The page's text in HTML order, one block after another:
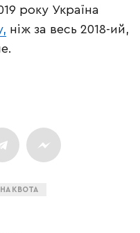
року Україна
ніж за весь 2018-ий,
КВОТА